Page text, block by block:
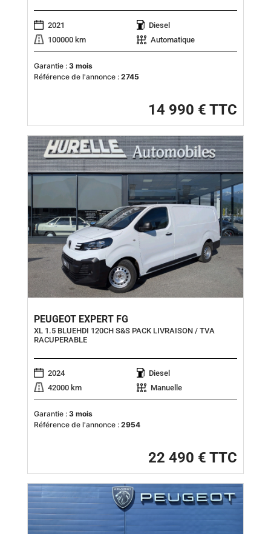
2021
Diesel
100000 km
Automatique
Garantie : 3 mois
Référence de l'annonce : 2745
14 990 € TTC
PEUGEOT EXPERT FG
XL 1.5 BLUEHDI 120CH S&S PACK LIVRAISON / TVA
RACUPERABLE
2024
Diesel
42000 km
Manuelle
Garantie : 3 mois
Référence de l'annonce : 2954
22 490 € TTC